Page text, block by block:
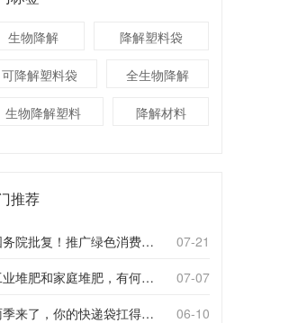
生物降解 降解塑料袋
可降解塑料袋 全生物降解
生物降解塑料 降解材料
推荐
国务院批复！推广绿色消费，引导使用环保可降解包装材料
07-21
工业堆肥和家庭堆肥，有何不同？
07-07
雨季来了，你的快递袋扛得住吗？
06-10